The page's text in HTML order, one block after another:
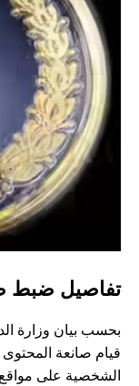
تفاصيل ضبط
بحسب بيان وزارة
قيام صانعة
الشخصية على